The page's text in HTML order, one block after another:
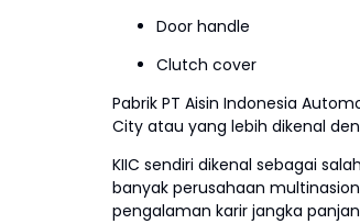
Door handle
Clutch cover
Pabrik PT Aisin Indonesia
City atau yang lebih dikenal
KIIC sendiri dikenal sebagai
banyak perusahaan
pengalaman karir jangka